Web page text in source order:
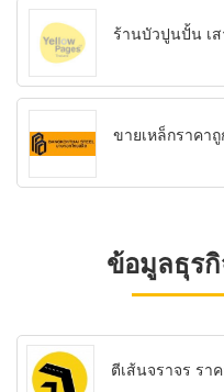
ร้านบัวปูนปั้น เ
ขายเหล็กราคา
ข้อมูลธุร
ตีเส้นจราจร รา